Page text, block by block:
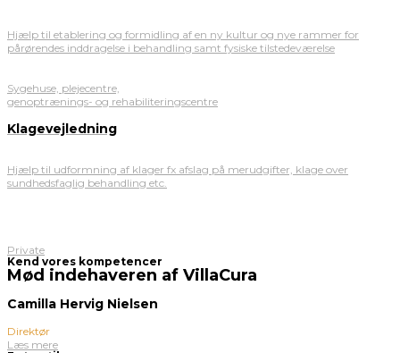
Hjælp til etablering og formidling af en ny kultur og nye rammer for
pårørendes inddragelse i behandling samt fysiske tilstedeværelse
Sygehuse, plejecentre,
genoptrænings- og rehabiliteringscentre
Klagevejledning
Hjælp til udformning af klager fx afslag på merudgifter, klage over
sundhedsfaglig behandling etc.
Private
Kend vores kompetencer
Mød indehaveren af VillaCura
Camilla Hervig Nielsen
Direktør
Læs mere